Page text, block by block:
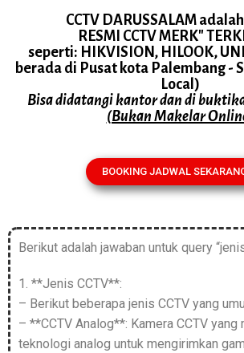
CCTV DARUSSALAM
RESMI CCTV MERK"
seperti: HIKVISION, HILOOK,
berada di Pusat kota Palembang -
Local)
Bisa didatangi kantor dan di
(Bukan Makelar
BOOKING JADWAL
Berikut adalah jawaban untuk query
1. **Jenis CCTV**:
– Berikut beberapa jenis CCTV yang
– **CCTV Analog**: Kamera CCTV yang
teknologi analog untuk mengirimkan